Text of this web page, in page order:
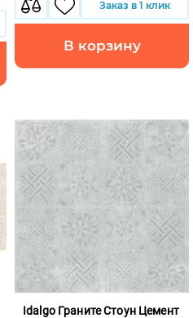
Заказ в 1 клик
В корзину
Idalgo Граните Стоун Цемент